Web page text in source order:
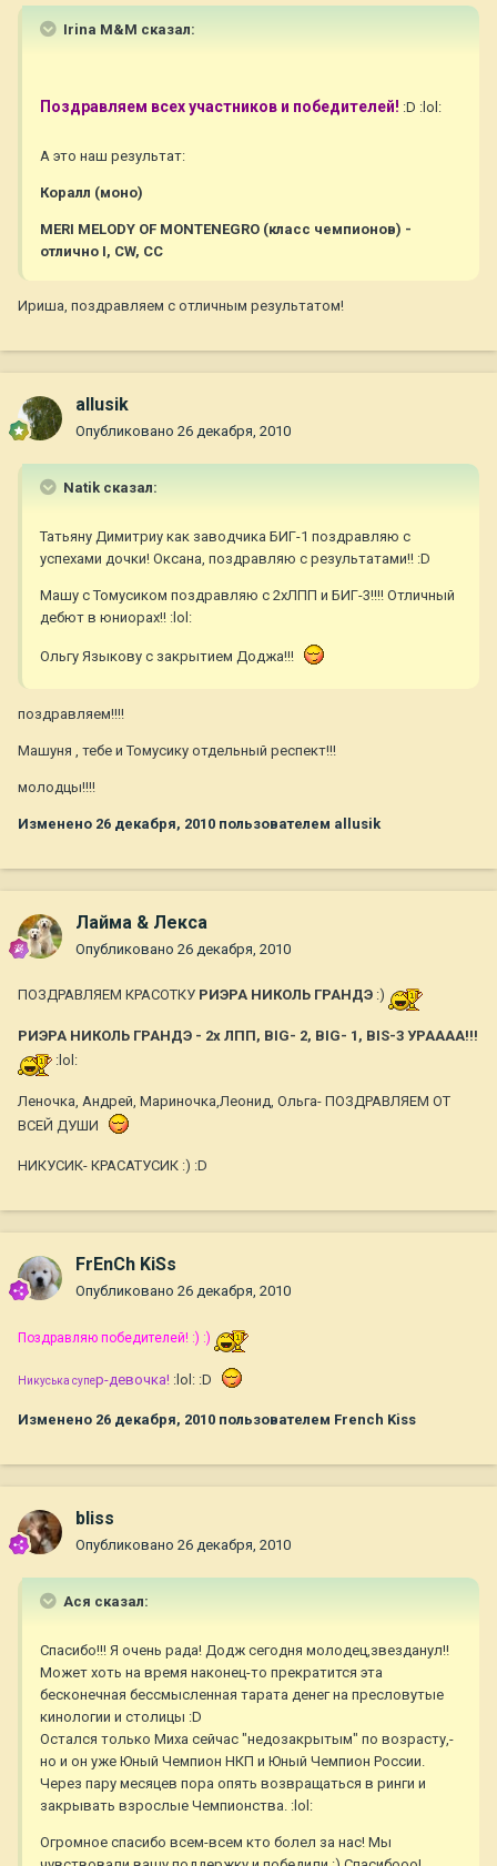
Irina M&M сказал:
Поздравляем всех участников и победителей! :D :lol:
А это наш результат:
Коралл (моно)
MERI MELODY OF MONTENEGRO (класс чемпионов) -
отлично I, CW, CC
Ириша, поздравляем с отличным результатом!
allusik
Опубликовано 26 декабря, 2010
Natik сказал:
Татьяну Димитриу как заводчика БИГ-1 поздравляю с
успехами дочки! Оксана, поздравляю с результатами!! :D
Машу с Томусиком поздравляю с 2хЛПП и БИГ-3!!!! Отличный
дебют в юниорах!! :lol:
Ольгу Языкову с закрытием Доджа!!!
поздравляем!!!!
Машуня , тебе и Томусику отдельный респект!!!
молодцы!!!!
Изменено 26 декабря, 2010 пользователем allusik
Лайма & Лекса
Опубликовано 26 декабря, 2010
ПОЗДРАВЛЯЕМ КРАСОТКУ РИЭРА НИКОЛЬ ГРАНДЭ :)
РИЭРА НИКОЛЬ ГРАНДЭ - 2х ЛПП, BIG- 2, BIG- 1, BIS-3 УРАААА!!!
:lol:
Леночка, Андрей, Мариночка,Леонид, Ольга- ПОЗДРАВЛЯЕМ ОТ
ВСЕЙ ДУШИ
НИКУСИК- КРАСАТУСИК :) :D
FrEnCh KiSs
Опубликовано 26 декабря, 2010
Поздравляю победителей! :) :)
Никуська супер-девочка! :lol: :D
Изменено 26 декабря, 2010 пользователем French Kiss
bliss
Опубликовано 26 декабря, 2010
Ася сказал:
Спасибо!!! Я очень рада! Додж сегодня молодец,звезданул!!
Может хоть на время наконец-то прекратится эта
бесконечная бессмысленная тарата денег на пресловутые
кинологии и столицы :D
Остался только Миха сейчас "недозакрытым" по возрасту,-
но и он уже Юный Чемпион НКП и Юный Чемпион России.
Через пару месяцев пора опять возвращаться в ринги и
закрывать взрослые Чемпионства. :lol:
Огромное спасибо всем-всем кто болел за нас! Мы